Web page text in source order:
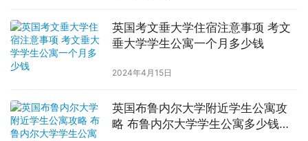
英国考文垂大学住宿注意事项 考文
垂大学学生公寓一个月多少钱
2024年4月15日
英国布鲁内尔大学附近学生公寓攻
略 布鲁内尔大学学生公寓多少钱一